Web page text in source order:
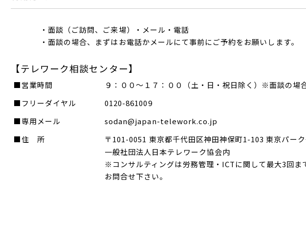
・面談（ご訪問、ご来場）・メール・電話
・面談の場合、まずはお電話かメールにて事前にご予約をお願いします。
【テレワーク相談センター】
■営業時間
９：００～１７：００（土・日・祝日除く）※面談の場
■フリーダイヤル
0120-861009
■専用メール
sodan@japan-telework.co.jp
■住 所
〒101-0051 東京都千代田区神田神保町1-103 東京パー
一般社団法人日本テレワーク協会内
※コンサルティングは労務管理・ICTに関して最大3回ま
お問合せ下さい。